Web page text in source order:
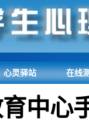
心灵驿站 在线
中心